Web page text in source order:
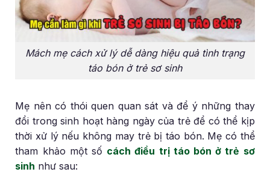
Mách mẹ cách xử lý dễ dàng hiệu quả tình trạng
táo bón ở trẻ sơ sinh
Mẹ nên có thói quen quan sát và để ý những thay
đổi trong sinh hoạt hàng ngày của trẻ để có thể kịp
thời xử lý nếu không may trẻ bị táo bón. Mẹ có thể
tham khảo một số cách điều trị táo bón ở trẻ sơ
sinh như sau: